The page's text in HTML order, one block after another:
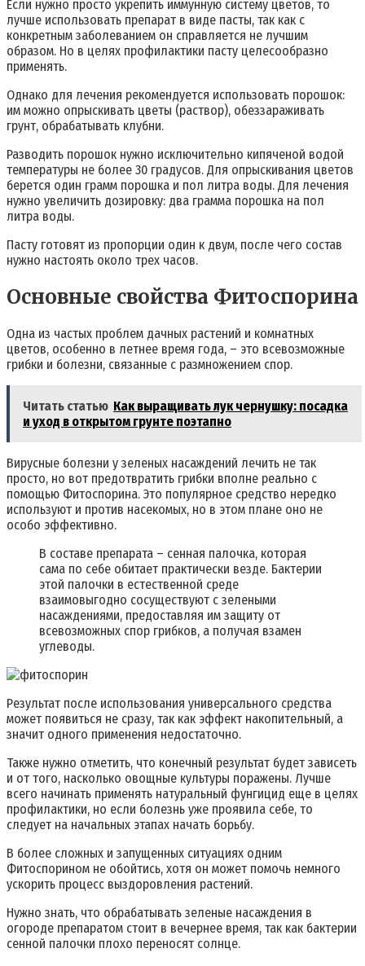
Если нужно просто укрепить иммунную систему цветов, то
лучше использовать препарат в виде пасты, так как с
конкретным заболеванием он справляется не лучшим
образом. Но в целях профилактики пасту целесообразно
применять.
Однако для лечения рекомендуется использовать порошок:
им можно опрыскивать цветы (раствор), обеззараживать
грунт, обрабатывать клубни.
Разводить порошок нужно исключительно кипяченой водой
температуры не более 30 градусов. Для опрыскивания цветов
берется один грамм порошка и пол литра воды. Для лечения
нужно увеличить дозировку: два грамма порошка на пол
литра воды.
Пасту готовят из пропорции один к двум, после чего состав
нужно настоять около трех часов.
Основные свойства Фитоспорина
Одна из частых проблем дачных растений и комнатных
цветов, особенно в летнее время года, – это всевозможные
грибки и болезни, связанные с размножением спор.
Читать статью Как выращивать лук чернушку: посадка
и уход в открытом грунте поэтапно
Вирусные болезни у зеленых насаждений лечить не так
просто, но вот предотвратить грибки вполне реально с
помощью Фитоспорина. Это популярное средство нередко
используют и против насекомых, но в этом плане оно не
особо эффективно.
В составе препарата – сенная палочка, которая
сама по себе обитает практически везде. Бактерии
этой палочки в естественной среде
взаимовыгодно сосуществуют с зелеными
насаждениями, предоставляя им защиту от
всевозможных спор грибков, а получая взамен
углеводы.
Результат после использования универсального средства
может появиться не сразу, так как эффект накопительный, а
значит одного применения недостаточно.
Также нужно отметить, что конечный результат будет зависеть
и от того, насколько овощные культуры поражены. Лучше
всего начинать применять натуральный фунгицид еще в целях
профилактики, но если болезнь уже проявила себе, то
следует на начальных этапах начать борьбу.
В более сложных и запущенных ситуациях одним
Фитоспорином не обойтись, хотя он может помочь немного
ускорить процесс выздоровления растений.
Нужно знать, что обрабатывать зеленые насаждения в
огороде препаратом стоит в вечернее время, так как бактерии
сенной палочки плохо переносят солнце.